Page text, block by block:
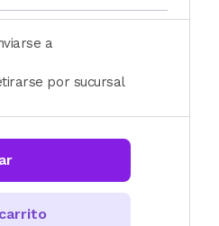
a
por sucursal